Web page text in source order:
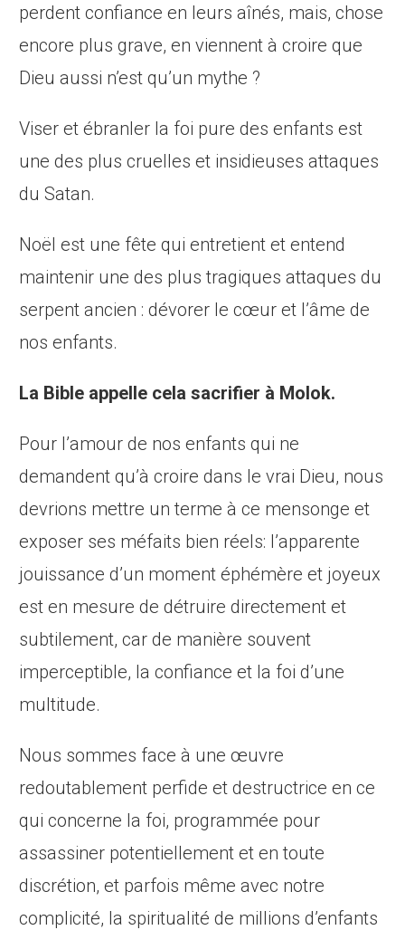
perdent confiance en leurs aînés, mais, chose
encore plus gra­ve, en viennent à croire que
Dieu aussi n’est qu’un mythe ?
Viser et ébranler la foi pure des enfants est
une des plus cruelles et insidieuses attaques
du Satan.
Noël est une fête qui entretient et entend
maintenir une des plus tragiques attaques du
serpent ancien : dévorer le cœur et l’âme de
nos enfants.
La Bible appelle cela sacrifier à Molok.
Pour l’amour de nos enfants qui ne
demandent qu’à croire dans le vrai Dieu, nous
devrions mettre un terme à ce mensonge et
exposer ses méfaits bien réels: l’apparente
jouissance d’un moment éphémère et joyeux
est en mesure de détruire directement et
subtilement, car de manière souvent
imperceptible, la confiance et la foi d’une
multitude.
Nous sommes face à une œuvre
redoutablement perfide et destructrice en ce
qui concerne la foi, programmée pour
assassiner potentiellement et en toute
discrétion, et parfois même avec notre
complicité, la spiritualité de millions d’enfants